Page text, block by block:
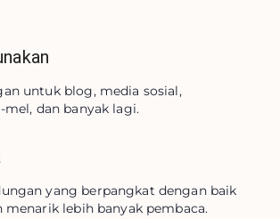
untuk blog, media sosial,
mel, dan banyak lagi.
yang berpangkat dengan baik
menarik lebih banyak pembaca.